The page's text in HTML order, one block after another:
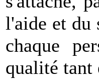
l'aide et du
chaque
qualité